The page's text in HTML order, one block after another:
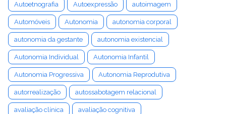
Autoetnografia Autoexpressão autoimagem
Automóveis Autonomia autonomia corporal
autonomia da gestante autonomia existencial
Autonomia Individual Autonomia Infantil
Autonomia Progressiva Autonomia Reprodutiva
autorrealização autossabotagem relacional
avaliação clínica avaliação cognitiva